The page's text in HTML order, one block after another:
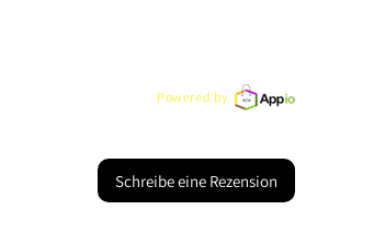
Powered by
Schreibe eine Rezension